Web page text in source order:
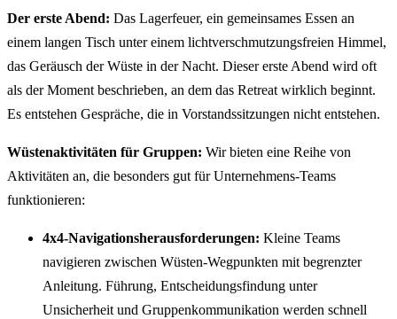
Der erste Abend: Das Lagerfeuer, ein gemeinsames Essen an
einem langen Tisch unter einem lichtverschmutzungsfreien Himmel,
das Geräusch der Wüste in der Nacht. Dieser erste Abend wird oft
als der Moment beschrieben, an dem das Retreat wirklich beginnt.
Es entstehen Gespräche, die in Vorstandssitzungen nicht entstehen.
Wüstenaktivitäten für Gruppen: Wir bieten eine Reihe von
Aktivitäten an, die besonders gut für Unternehmens-Teams
funktionieren:
4x4-Navigationsherausforderungen: Kleine Teams
navigieren zwischen Wüsten-Wegpunkten mit begrenzter
Anleitung. Führung, Entscheidungsfindung unter
Unsicherheit und Gruppenkommunikation werden schnell